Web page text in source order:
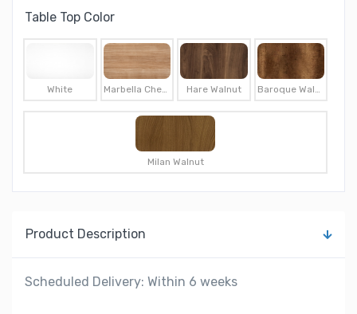
Table Top Color
White Marbella Cherry Hare Walnut Baroque Walnut
Milan Walnut
Product Description
Scheduled Delivery: Within 6 weeks